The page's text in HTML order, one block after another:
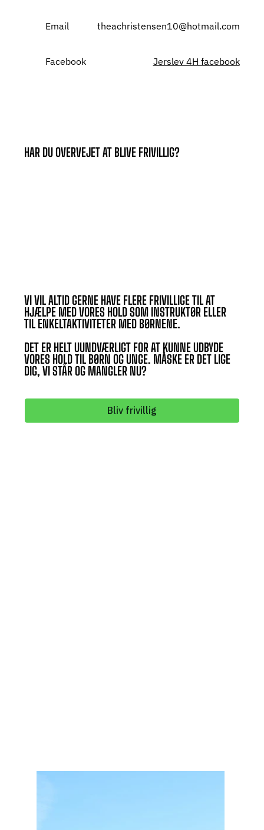
Email theachristensen10@hotmail.com
Facebook Jerslev 4H facebook
HAR DU OVERVEJET AT BLIVE FRIVILLIG?
VI VIL ALTID GERNE HAVE FLERE FRIVILLIGE TIL AT
HJÆLPE MED VORES HOLD SOM INSTRUKTØR ELLER
TIL ENKELTAKTIVITETER MED BØRNENE.
DET ER HELT UUNDVÆRLIGT FOR AT KUNNE UDBYDE
VORES HOLD TIL BØRN OG UNGE. MÅSKE ER DET LIGE
DIG, VI STÅR OG MANGLER NU?
Bliv frivillig